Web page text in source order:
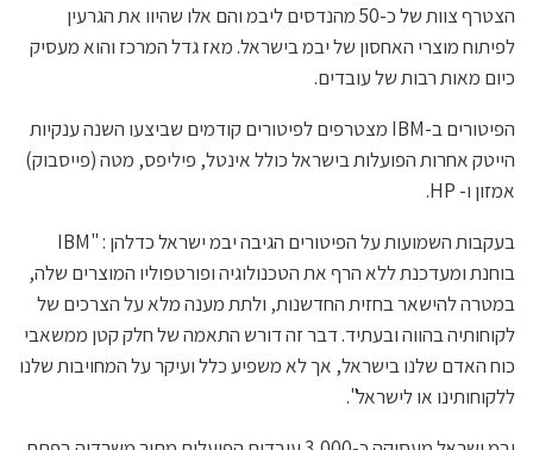
הצטרף צוות של כ-50 מהנדסים ליבמ והם אלו שהיוו את הגרעין
לפיתוח מוצרי האחסון של יבמ בישראל. מאז גדל המרכז והוא מעסיק
כיום מאות רבות של עובדים.
הפיטורים ב-IBM מצטרפים לפיטורים קודמים שביצעו השנה ענקיות
הייטק אחרות הפועלות בישראל כולל אינטל, פיליפס, מטה (פייסבוק)
אמזון ו- HP.
בעקבות השמועות על הפיטורים הגיבה יבמ ישראל כדלהן : "IBM
בוחנת ומעדכנת ללא הרף את הטכנולוגיה ופורטפוליו המוצרים שלה,
במטרה להישאר בחזית החדשנות, ולתת מענה מלא על הצרכים של
לקוחותיה בהווה ובעתיד. דבר זה דורש התאמה של חלק קטן ממשאבי
כוח האדם שלנו בישראל, אך לא משפיע כלל ועיקר על המחויבות שלנו
ללקוחותינו או לישראל".